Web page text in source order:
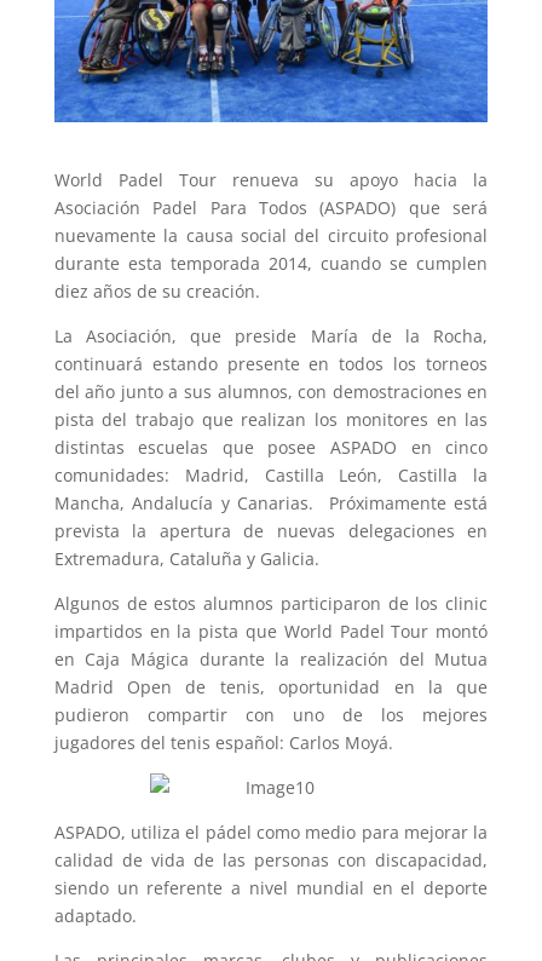
World Padel Tour renueva su apoyo hacia la
Asociación Padel Para Todos (ASPADO) que será
nuevamente la causa social del circuito profesional
durante esta temporada 2014, cuando se cumplen
diez años de su creación.
La Asociación, que preside María de la Rocha,
continuará estando presente en todos los torneos
del año junto a sus alumnos, con demostraciones en
pista del trabajo que realizan los monitores en las
distintas escuelas que posee ASPADO en cinco
comunidades: Madrid, Castilla León, Castilla la
Mancha, Andalucía y Canarias. Próximamente está
prevista la apertura de nuevas delegaciones en
Extremadura, Cataluña y Galicia.
Algunos de estos alumnos participaron de los clinic
impartidos en la pista que World Padel Tour montó
en Caja Mágica durante la realización del Mutua
Madrid Open de tenis, oportunidad en la que
pudieron compartir con uno de los mejores
jugadores del tenis español: Carlos Moyá.
ASPADO, utiliza el pádel como medio para mejorar la
calidad de vida de las personas con discapacidad,
siendo un referente a nivel mundial en el deporte
adaptado.